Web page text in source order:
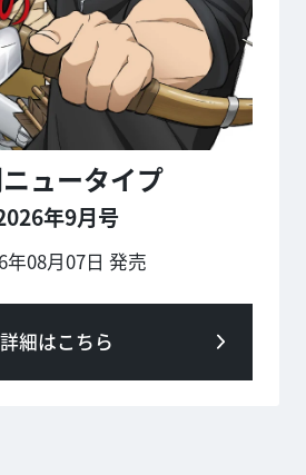
ュータイプ
年9月号
年08月07日 発売
詳細はこちら